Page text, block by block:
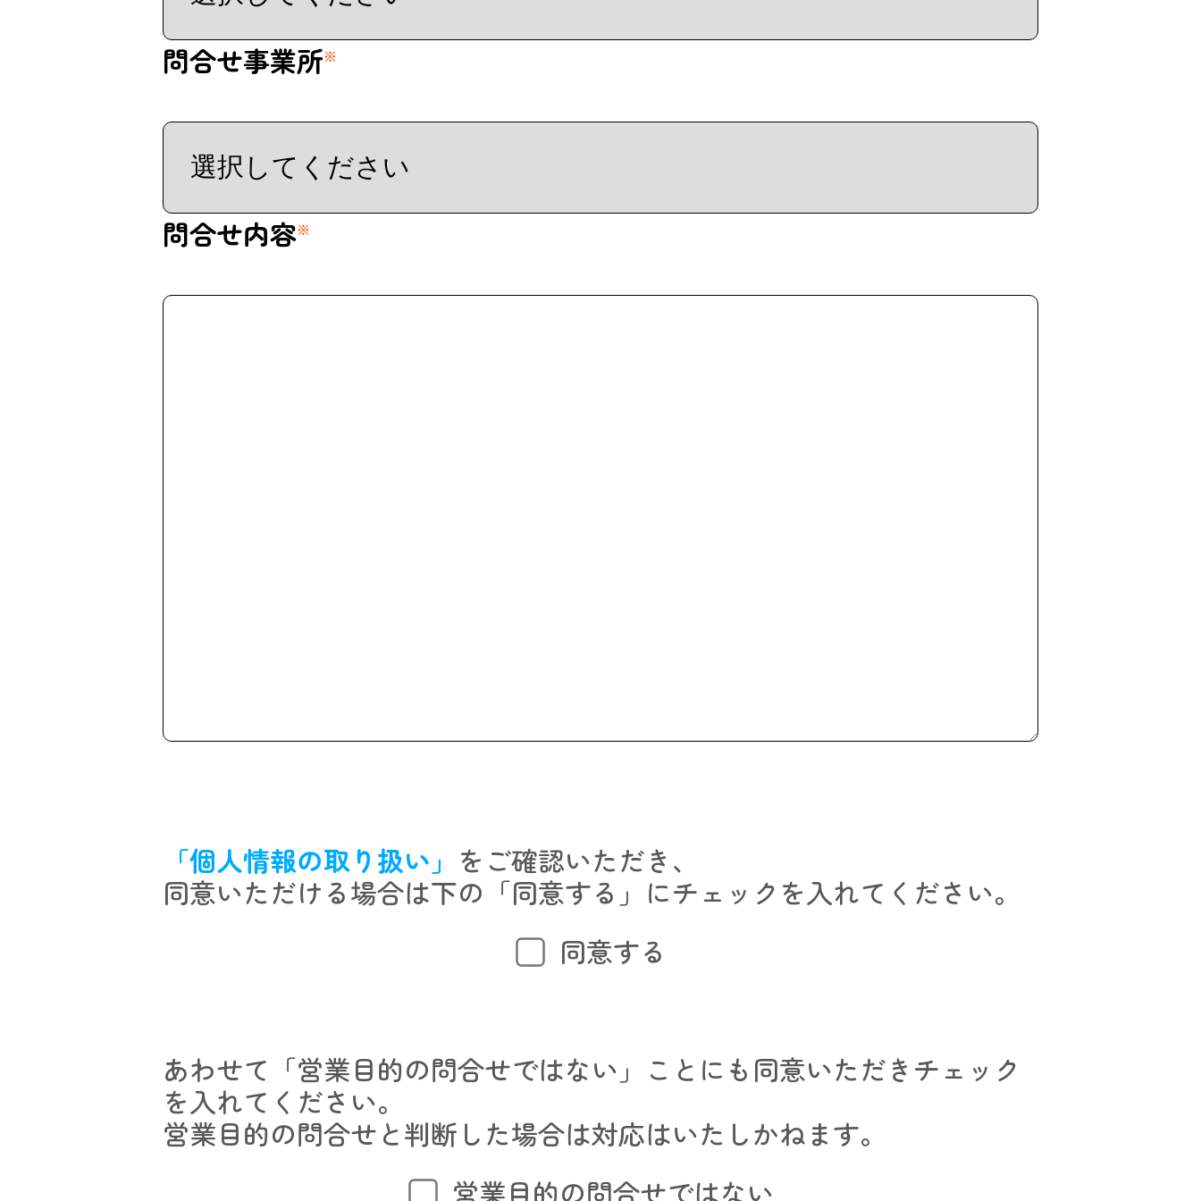
問合せ事業所※
問合せ内容※
「個人情報の取り扱い」 をご確認いただき、
同意いただける場合は下の「同意する」にチェックを入れてください。
同意する
あわせて「営業目的の問合せではない」ことにも同意いただきチェック
を入れてください。
営業目的の問合せと判断した場合は対応はいたしかねます。
営業目的の問合せではない